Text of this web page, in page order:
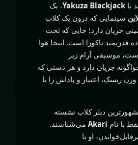
باYakuza Blackjack، یک
سینمایی که درون یک کلاب
جریان دارد؛ جایی که تحت
قدرتمند یاکوزا است. اینجا هوا
موسیقی آرام زیر
جریان دارد و هر دستی که
ریسک، اعتبار و پاداش را با
دیلر کلاب نشسته
با نام Akari می‌شناسند.
او با